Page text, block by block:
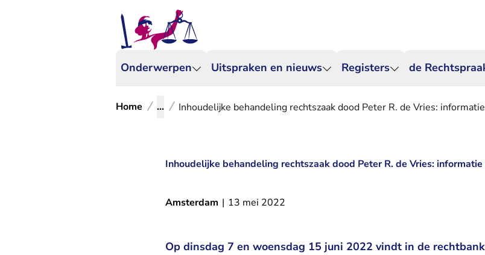
Onderwerpen Uitspraken en nieuws Registers de
Home ... Inhoudelijke behandeling rechtszaak dood Peter R. de Vries:
Inhoudelijke behandeling rechtszaak dood Peter R. de Vries:
Amsterdam | 13 mei 2022
Op dinsdag 7 en woensdag 15 juni 2022 vindt in de